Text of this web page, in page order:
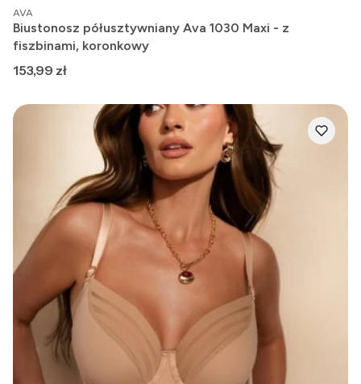
PRODUCENT
AVA
Biustonosz półusztywniany Ava 1030 Maxi - z
fiszbinami, koronkowy
Cena
153,99 zł